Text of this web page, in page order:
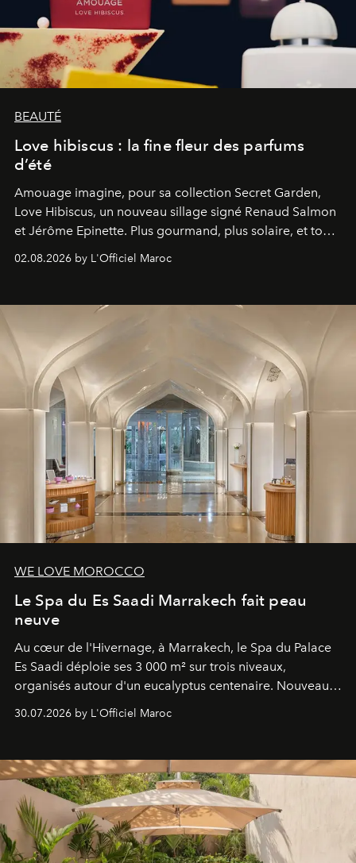
BEAUTÉ
Love hibiscus : la fine fleur des parfums
d’été
Amouage imagine, pour sa collection Secret Garden,
Love Hibiscus, un nouveau sillage signé Renaud Salmon
et Jérôme Epinette. Plus gourmand, plus solaire, et tout
à fait irrésistible.
02.08.2026 by L'Officiel Maroc
WE LOVE MOROCCO
Le Spa du Es Saadi Marrakech fait peau
neuve
Au cœur de l'Hivernage, à Marrakech, le Spa du Palace
Es Saadi déploie ses 3 000 m² sur trois niveaux,
organisés autour d'un eucalyptus centenaire. Nouveau
Lobby Bien-Être et Beauté, exclusivité mondiale en
neuro-cosmétique, parcours thermal et studio dédié au
entièreté, entre science des émotions et rituels
reposants.
30.07.2026 by L'Officiel Maroc